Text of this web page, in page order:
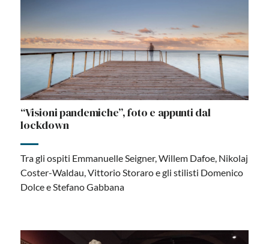
“Visioni pandemiche”, foto e appunti dal
lockdown
Tra gli ospiti Emmanuelle Seigner, Willem Dafoe, Nikolaj
Coster-Waldau, Vittorio Storaro e gli stilisti Domenico
Dolce e Stefano Gabbana